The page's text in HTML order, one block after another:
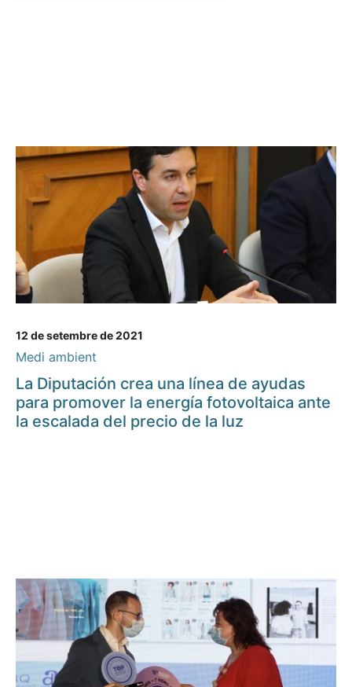
12 de setembre de 2021
Medi ambient
La Diputación crea una línea de ayudas
para promover la energía fotovoltaica ante
la escalada del precio de la luz